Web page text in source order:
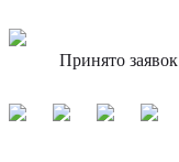
Принято заявок